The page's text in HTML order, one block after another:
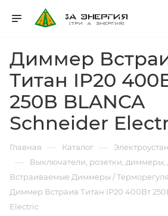
Диммер
Титан IP20
250В BLANCA
Schneider
Главная — Каталог —
— Выключатели, розетки, диммеры,
Встраиваемые Диммеры /
Диммер Встраив Титан IP20 400Вт
Electric